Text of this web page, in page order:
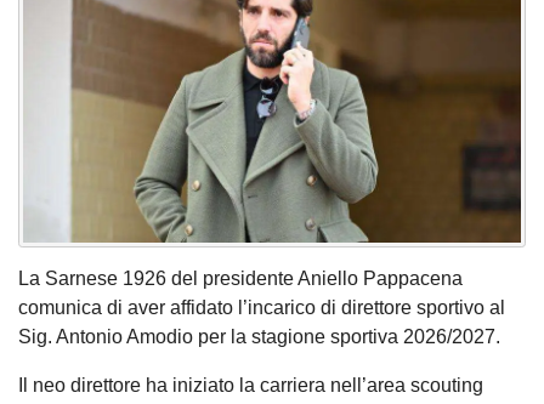
La Sarnese 1926 del presidente Aniello Pappacena
comunica di aver affidato l’incarico di direttore sportivo al
Sig. Antonio Amodio per la stagione sportiva 2026/2027.
Il neo direttore ha iniziato la carriera nell’area scouting